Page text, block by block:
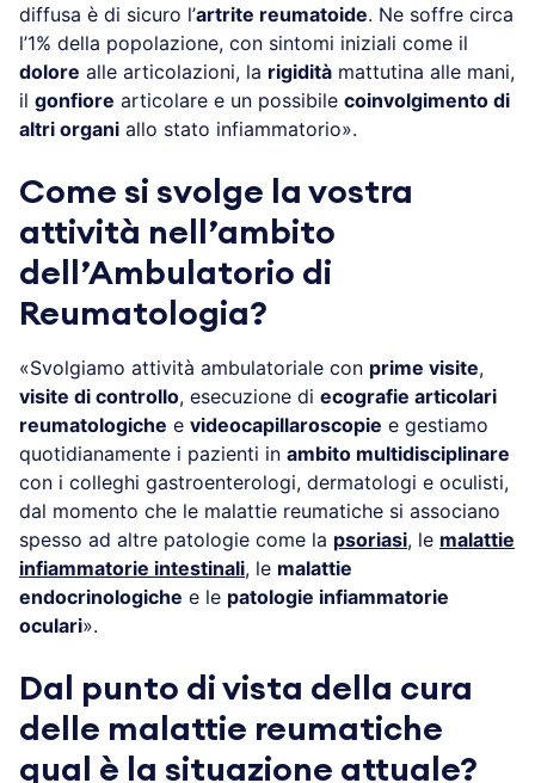
diffusa è di sicuro l’artrite reumatoide. Ne soffre circa
l’1% della popolazione, con sintomi iniziali come il
dolore alle articolazioni, la rigidità mattutina alle mani,
il gonfiore articolare e un possibile coinvolgimento di
altri organi allo stato infiammatorio».
Come si svolge la vostra
attività nell’ambito
dell’Ambulatorio di
Reumatologia?
«Svolgiamo attività ambulatoriale con prime visite,
visite di controllo, esecuzione di ecografie articolari
reumatologiche e videocapillaroscopie e gestiamo
quotidianamente i pazienti in ambito multidisciplinare
con i colleghi gastroenterologi, dermatologi e oculisti,
dal momento che le malattie reumatiche si associano
spesso ad altre patologie come la psoriasi, le malattie
infiammatorie intestinali, le malattie
endocrinologiche e le patologie infiammatorie
oculari».
Dal punto di vista della cura
delle malattie reumatiche
qual è la situazione attuale?